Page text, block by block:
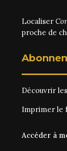
Localiser
proche de
Découvrir les
Imprimer le
Accéder à